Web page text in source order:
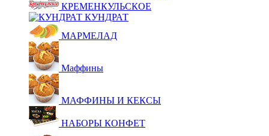
КРЕМЕНКУЛЬСКОЕ
КУНДРАТ
МАРМЕЛАД
Маффины
МАФФИНЫ И КЕКСЫ
НАБОРЫ КОНФЕТ